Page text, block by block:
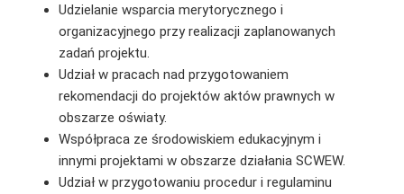
Udzielanie wsparcia merytorycznego i
organizacyjnego przy realizacji zaplanowanych
zadań projektu.
Udział w pracach nad przygotowaniem
rekomendacji do projektów aktów prawnych w
obszarze oświaty.
Współpraca ze środowiskiem edukacyjnym i
innymi projektami w obszarze działania SCWEW.
Udział w przygotowaniu procedur i regulaminu